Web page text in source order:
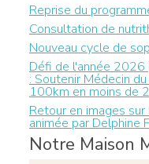
Reprise du
Consultation de
Nouveau cycle de
Défi de l'année 2026
: Soutenir Médecin
100km en moins de
Retour en images
animée par Delphine
Notre Maison